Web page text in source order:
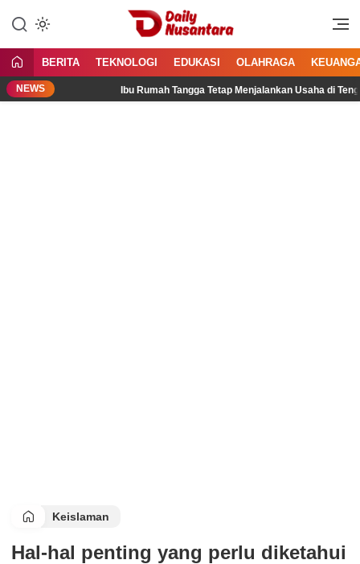
konten
Daily Nusantara
Menyajikan Fakta, Menginspirasi
BERITA TEKNOLOGI EDUKASI OLAHRAGA
NEWS Ibu Rumah Tangga Tetap Menjalankan Usaha di Tengah
Keislaman
Hal-hal penting yang perlu diketahui